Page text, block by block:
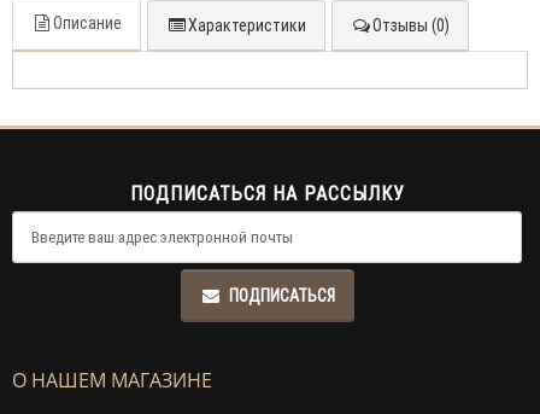
Описание Характеристики Отзывы (0)
ПОДПИСАТЬСЯ НА РАССЫЛКУ
ПОДПИСАТЬСЯ
О НАШЕМ МАГАЗИНЕ